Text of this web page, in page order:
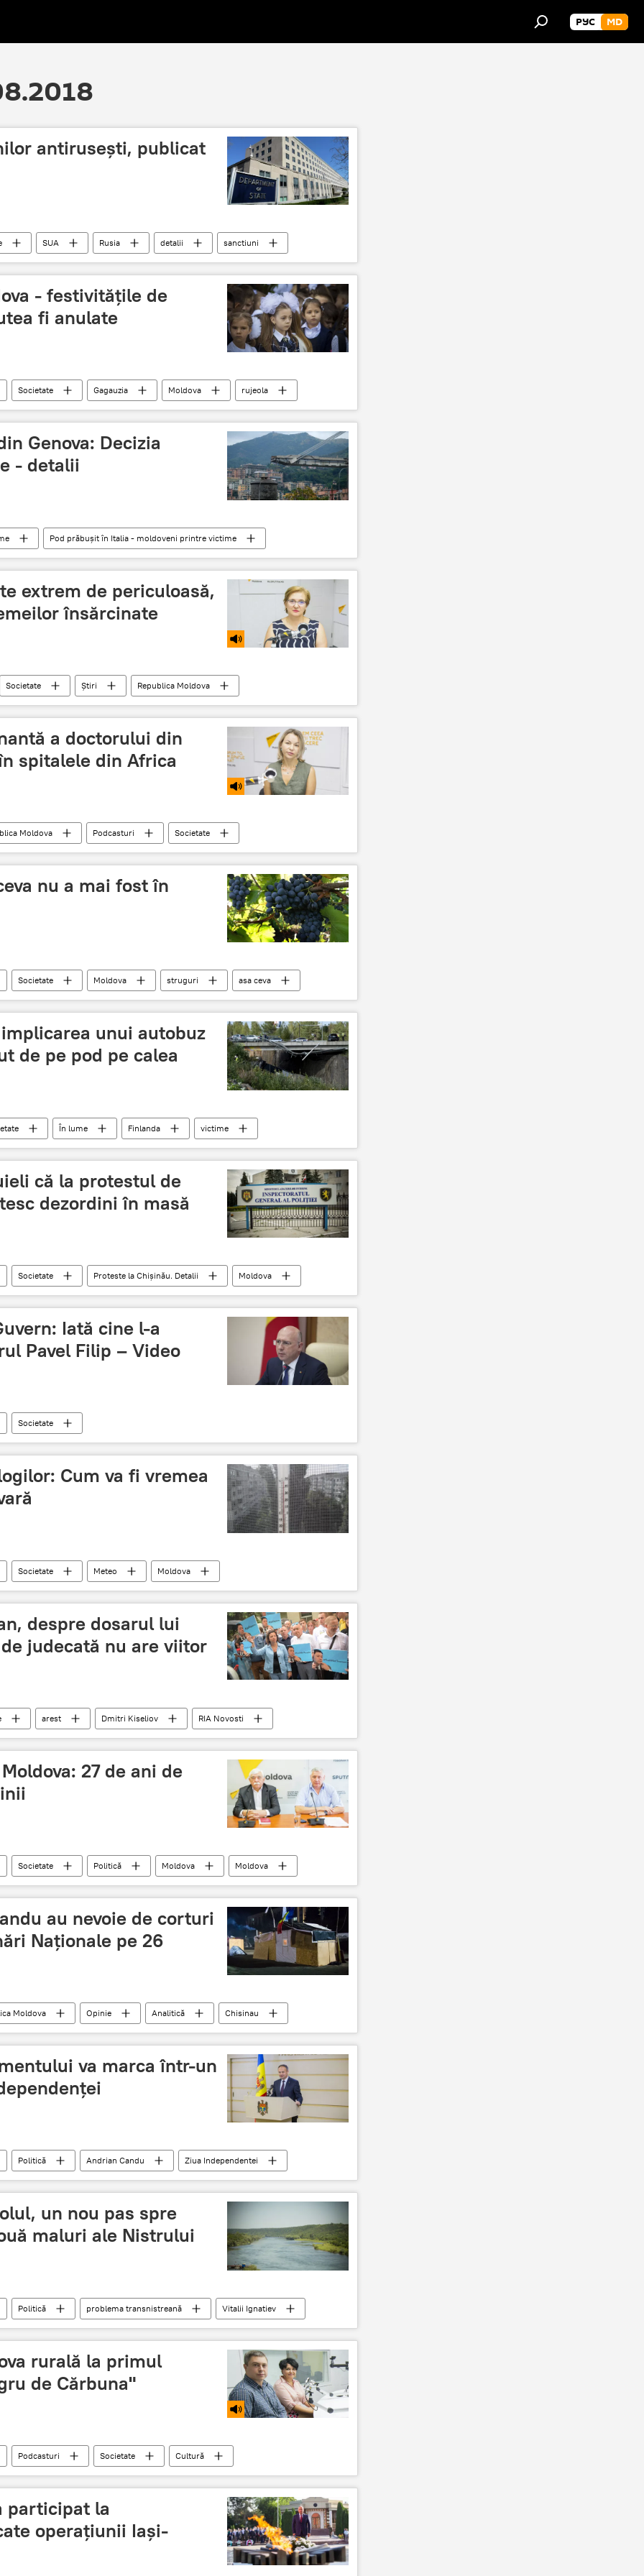
РУС MD
antirusești, publicat
SUA Rusia detalii sanctiuni
- festivitățile de
fi anulate
Societate Gagauzia Moldova
rujeola
Genova: Decizia
- detalii
Pod prăbușit în Italia - moldoveni printre victime
demolare detalii
prabusire
extrem de periculoasă,
însărcinate
Societate Știri
Republica Moldova
rujeola boala complicatii
a doctorului din
spitalele din Africa
Moldova Podcasturi
Societate
Liliana Damaschin boli Africa
sărăcie
nu a mai fost în
Societate Moldova struguri asa ceva
unui autobuz
de pe pod pe calea
În lume Finlanda
victime
autobuz pod teribil
că la protestul de
dezordini în masă
Societate Proteste la Chişinău. Detalii
Moldova
al Politiei dosar penal proteste
Iată cine l-a
Pavel Filip – Video
Societate
reforme
Moldova Guvern
Filip
Cum va fi vremea
Societate Meteo
Moldova
meteorologi prognoza meteo
Meteo Moldova
despre dosarul lui
judecată nu are viitor
arest Dmitri Kiseliov
RIA Novosti
27 de ani de
Societate Politică Moldova
Moldova
au nevoie de corturi
Naționale pe 26
Moldova Opinie Analitică
Chisinau
Andrei Nastase PAS PPDA
corturi
va marca într-un
Politică Andrian Candu Ziua Independentei
un nou pas spre
maluri ale Nistrului
Politică problema transnistreană
Vitalii Ignatiev
de inregistrare straine
rurală la primul
de Cărbuna"
Podcasturi Societate
Cultură
festival tradiții Moldova rurala
participat la
operațiunii Iași-